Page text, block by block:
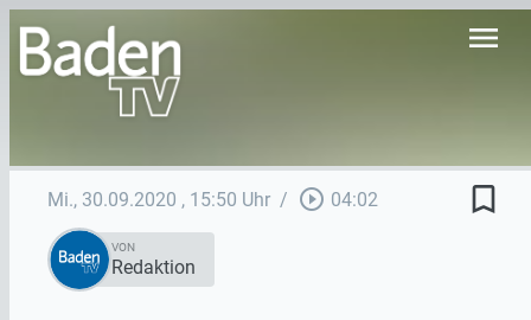
menu
Mi., 30.09.2020 , 15:50 Uhr / play_circle_outline 04:02 bookmark_border
VON
Redaktion